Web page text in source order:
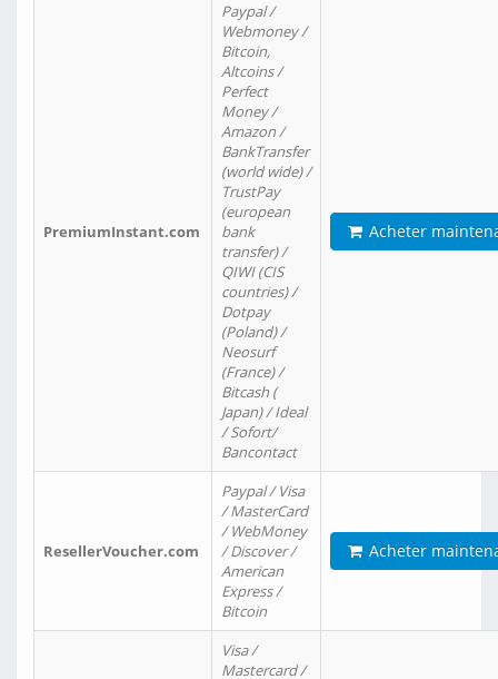
PremiumInstant.com
Paypal /
Webmoney /
Bitcoin,
Altcoins /
Perfect
Money /
Amazon /
BankTransfer
(world wide) /
TrustPay
(european
bank
transfer) /
QIWI (CIS
countries) /
Dotpay
(Poland) /
Neosurf
(France) /
Bitcash (
Japan) / Ideal
/ Sofort/
Bancontact
Acheter
ResellerVoucher.com
Paypal / Visa
/ MasterCard
/ WebMoney
/ Discover /
American
Express /
Bitcoin
Acheter
Visa /
Mastercard /